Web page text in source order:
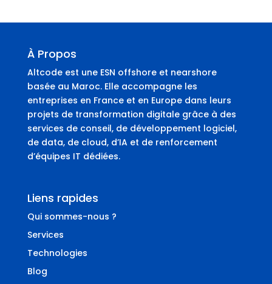
À Propos
Altcode est une ESN offshore et nearshore
basée au Maroc. Elle accompagne les
entreprises en France et en Europe dans leurs
projets de transformation digitale grâce à des
services de conseil, de développement logiciel,
de data, de cloud, d’IA et de renforcement
d’équipes IT dédiées.
Liens rapides
Qui sommes-nous ?
Services
Technologies
Blog